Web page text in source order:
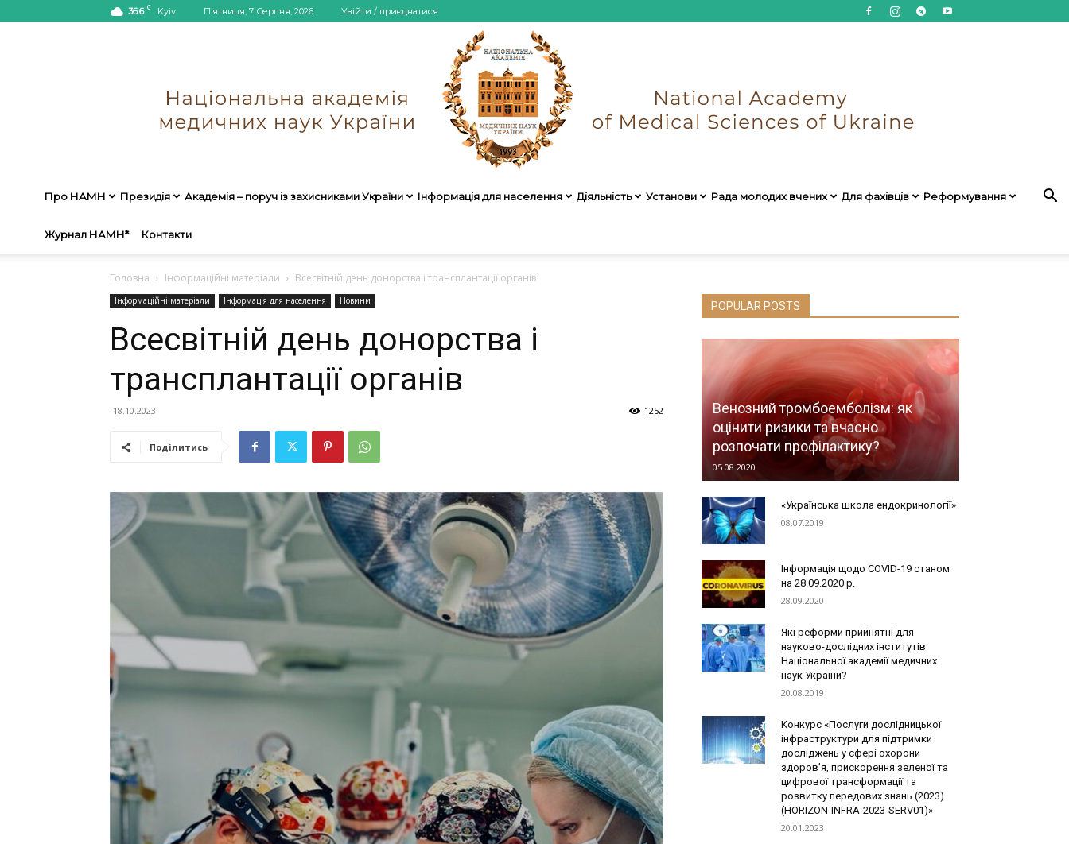
36.6 C Kyiv П’ятниця, 7 Серпня, 2026 Увійти / приєднатися
України
Про НАМН Президія Академія – поруч із захисниками України Інформація для населення Діяльність Установи Рада молодих вчених Для фахівців Реформування
Журнал НАМН* Контакти
Головна Інформаційні матеріали Всесвітній день донорства і трансплантації органів
Інформаційні матеріали Інформація для населення Новини
Всесвітній день донорства і
трансплантації органів
18.10.2023 1252
Поділитись
POPULAR POSTS
Венозний тромбоемболізм: як
оцінити ризики та вчасно
розпочати профілактику?
05.08.2020
«Українська школа ендокринології»
08.07.2019
Інформація щодо COVID-19 станом
на 28.09.2020 р.
28.09.2020
Які реформи прийнятні для
науково-дослідних інститутів
Національної академії медичних
наук України?
20.08.2019
Конкурс «Послуги дослідницької
інфраструктури для підтримки
досліджень у сфері охорони
здоров’я, прискорення зеленої та
цифрової трансформації та
розвитку передових знань (2023)
(HORIZON-INFRA-2023-SERV01)»
20.01.2023